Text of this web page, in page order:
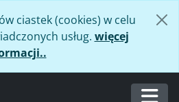
ciastek (cookies) w celu
usług. więcej